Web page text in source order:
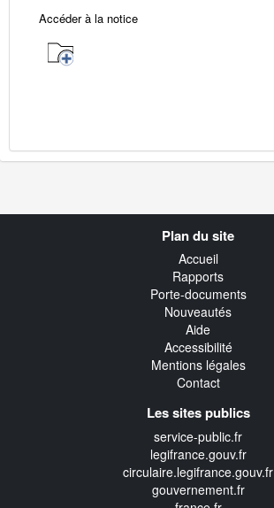
Accéder à la notice
Plan du site
Accueil
Rapports
Porte-documents
Nouveautés
Aide
Accessibilité
Mentions légales
Contact
Les sites publics
service-public.fr
legifrance.gouv.fr
circulaire.legifrance.gouv.fr
gouvernement.fr